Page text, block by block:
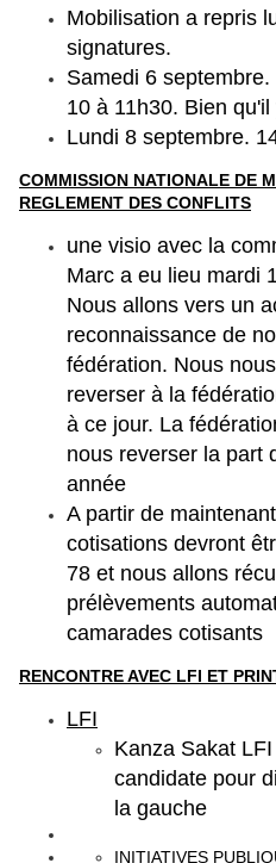
Mobilisation a repris
signatures.
Samedi 6
10 à 11h30. Bien
Lundi 8 septembre.
COMMISSION NATIONALE DE
REGLEMENT DES CONFLITS
une visio avec la
Marc a eu lieu mardi
Nous allons vers un
reconnaissance de
fédération. Nous
reverser à la
à ce jour. La
nous reverser la part
année
A partir de
cotisations devront
78 et nous allons
prélèvements
camarades cotisants
RENCONTRE AVEC LFI ET
LFI
Kanza Sakat
candidate pour
la gauche
INITIATIVES